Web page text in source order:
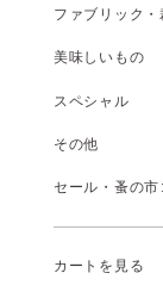
ファブリック・
美味しいもの
スペシャル
その他
セール・蚤の市
カートを見る